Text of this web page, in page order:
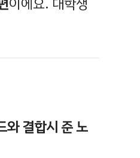
이에요. 대학생
와 결합시 준 노